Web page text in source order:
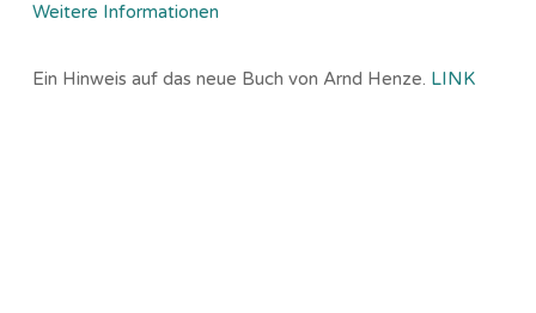
Weitere Informationen
Ein Hinweis auf das neue Buch von Arnd Henze. LINK